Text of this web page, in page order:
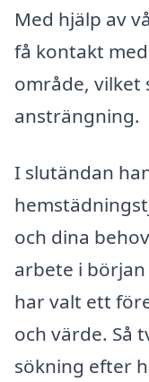
Med hjälp av
få kontakt
område, vilket
ansträngning.
I slutändan
och dina
arbete i
har valt ett
och värde. Så
sökning efter